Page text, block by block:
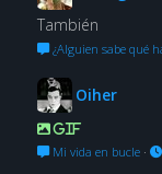
También
¿Alguien sabe qué
Oiher
GIF
Mi vida en bucle·